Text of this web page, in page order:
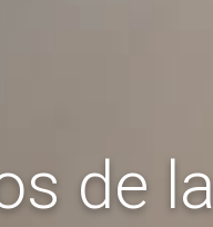
de la